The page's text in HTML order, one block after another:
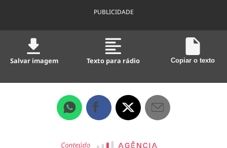
PUBLICIDADE
Salvar imagem Texto para rádio Copiar o texto